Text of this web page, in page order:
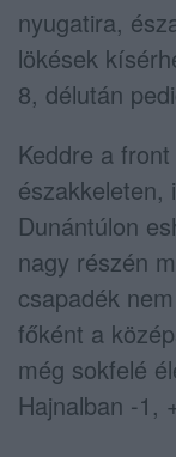
nyugatira,
lökések
8, délután
Keddre a
északkeleten,
Dunántúlon
nagy részén
csapadék
főként a
még sokfelé
Hajnalban -1,